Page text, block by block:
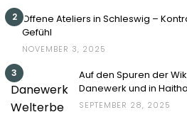
2 Offene Ateliers in Schleswig –
Gefühl
NOVEMBER 3, 2025
3
Auf den Spuren der
Danewerk und in
SEPTEMBER 28, 2025